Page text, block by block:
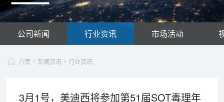
公司新闻 行业资讯 市场活动
首页 新闻资讯 行业资讯
3月1号，美迪西将参加第51届SOT毒理年